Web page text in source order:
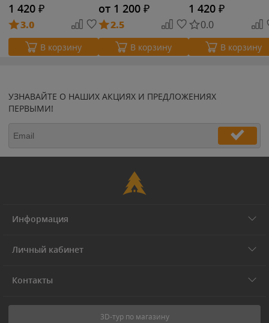
1 420 ₽
3.0
В корзину
от 1 200 ₽
2.5
В корзину
1 420 ₽
0.0
В корзину
УЗНАВАЙТЕ О НАШИХ АКЦИЯХ И ПРЕДЛОЖЕНИЯХ
ПЕРВЫМИ!
Информация
Личный кабинет
Контакты
3D-тур по магазину